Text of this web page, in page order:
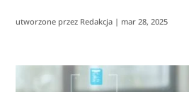
utworzone przez Redakcja | mar 28, 2025